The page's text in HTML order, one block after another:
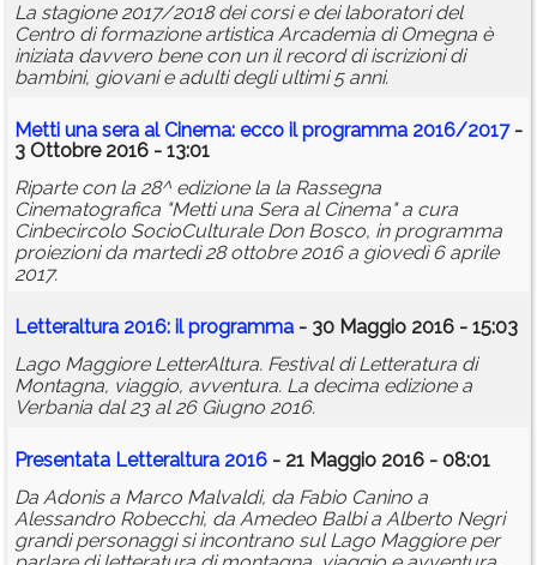
La stagione 2017/2018 dei corsi e dei laboratori del
Centro di formazione artistica Arcademia di Omegna è
iniziata davvero bene con un il record di iscrizioni di
bambini, giovani e adulti degli ultimi 5 anni.
Metti una sera al Cinema: ecco il programma 2016/2017-
3 Ottobre 2016 - 13:01
Riparte con la 28^ edizione la la Rassegna
Cinematografica "Metti una Sera al Cinema" a cura
Cinbecircolo SocioCulturale Don Bosco, in programma
proiezioni da martedì 28 ottobre 2016 a giovedì 6 aprile
2017.
Letteraltura 2016: il programma - 30 Maggio 2016 - 15:03
Lago Maggiore LetterAltura. Festival di Letteratura di
Montagna, viaggio, avventura. La decima edizione a
Verbania dal 23 al 26 Giugno 2016.
Presentata Letteraltura 2016 - 21 Maggio 2016 - 08:01
Da Adonis a Marco Malvaldi, da Fabio Canino a
Alessandro Robecchi, da Amedeo Balbi a Alberto Negri
grandi personaggi si incontrano sul Lago Maggiore per